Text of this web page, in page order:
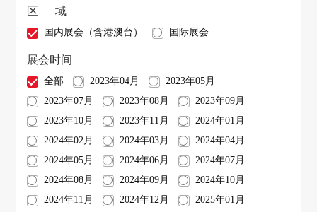
区 域
国内展会（含港澳台） 国际展会
展会时间
全部 2023年04月
2023年05月
2023年07月
2023年08月
2023年09月
2023年10月
2023年11月
2024年01月
2024年02月
2024年03月
2024年04月
2024年05月
2024年06月
2024年07月
2024年08月
2024年09月
2024年10月
2024年11月
2024年12月
2025年01月